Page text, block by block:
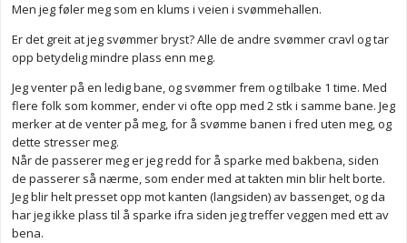
Men jeg føler meg som en klums i veien i svømmehallen.
Er det greit at jeg svømmer bryst? Alle de andre svømmer cravl og tar
opp betydelig mindre plass enn meg.
Jeg venter på en ledig bane, og svømmer frem og tilbake 1 time. Med
flere folk som kommer, ender vi ofte opp med 2 stk i samme bane. Jeg
merker at de venter på meg, for å svømme banen i fred uten meg, og
dette stresser meg.
Når de passerer meg er jeg redd for å sparke med bakbena, siden
de passerer så nærme, som ender med at takten min blir helt borte.
Jeg blir helt presset opp mot kanten (langsiden) av bassenget, og da
har jeg ikke plass til å sparke ifra siden jeg treffer veggen med ett av
bena.